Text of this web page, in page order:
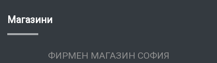
Магазини
ФИРМЕН МАГАЗИН СОФИЯ